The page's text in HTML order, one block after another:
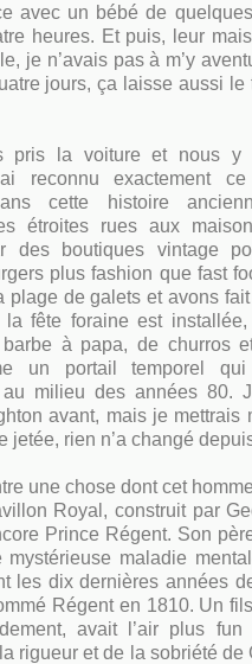
avec un bébé de
heures. Et puis, leur
je n’avais pas à m’y
jours, ça laisse aussi
pris la voiture et nous y
reconnu exactement
cette histoire
étroites rues aux
des boutiques vintage
plus fashion que fast
plage de galets et avons
fête foraine est
à papa, de churros
un portail temporel
au milieu des années 80.
avant, mais je mettrais
jetée, rien n’a changé
une chose dont cet
Royal, construit par
Prince Régent. Son
mystérieuse maladie
les dix dernières années
Régent en 1810. Un
avait l’air plus
la rigueur et de la sobriété de